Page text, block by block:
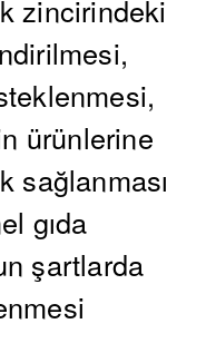
zincirindeki
ürünlerine
sağlanması
gıda
şartlarda